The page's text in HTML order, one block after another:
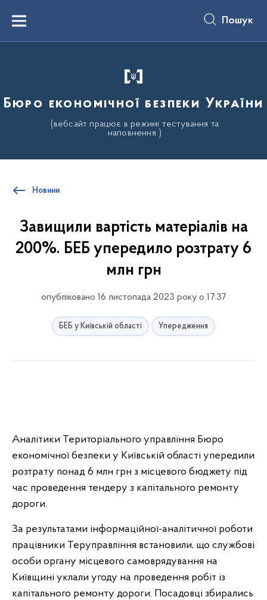
вмістуMenu Пошук
Бюро економічної безпеки України
(вебсайт працює в режимі тестування та
наповнення )
Новини
Завищили вартість матеріалів на
200%. БЕБ упередило розтрату 6
млн грн
опубліковано 16 листопада 2023 року о 17:37
БЕБ у Київській області Упередження
Аналітики Територіального управління Бюро
економічної безпеки у Київській області упередили
розтрату понад 6 млн грн з місцевого бюджету під
час проведення тендеру з капітального ремонту
дороги.
За результатами інформаційної-аналітичної роботи
працівники Теруправління встановили, що службові
особи органу місцевого самоврядування на
Київщині уклали угоду на проведення робіт із
капітального ремонту дороги. Посадовці збирались